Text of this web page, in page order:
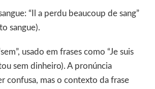
“Il a perdu beaucoup de sang”
sangue).
usado em frases como “Je suis
sem dinheiro). A pronúncia
confusa, mas o contexto da frase